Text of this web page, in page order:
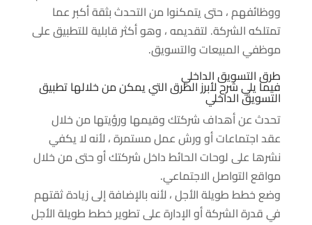
ووظائفهم ، حتى يتمكنوا من التحدث بثقة أكبر عما
تمتلكه الشركة. لتقديمه ، وهو أكثر قابلية للتطبيق على
موظفي المبيعات والتسويق.
طرق التسويق الداخلي
فيما يلي شرح لأبرز الطرق التي يمكن من خلالها تطبيق
التسويق الداخلي
تحدث عن أهداف شركتك وقيمها ورؤيتها من خلال
عقد اجتماعات أو ورش عمل مستمرة ، لأنه لا يكفي
نشرها على لوحات الحائط داخل شركتك أو حتى من خلال
مواقع التواصل الاجتماعي.
وضع خطط طويلة الأجل ، لأنه بالإضافة إلى زيادة ثقتهم
في قدرة الشركة أو الإدارة على تطوير خطط طويلة الأجل